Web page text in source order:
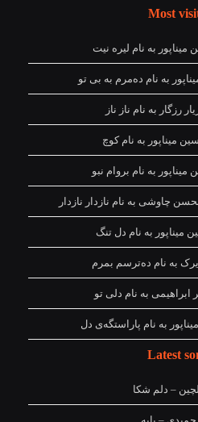
Most
میناپور به نام لیره نیت
به نام دەمرم بە بی تو
رزگار به نام ناز ناز
میناپور به نام کوچ
به نام بروام نبو
چاوشی به نام نازدار نازدار
میناپور به نام دل تنگ
به نام دەترسم بمرم
ابراهیمی به نام دلی تو
به نام پاراستگەی دل
Latest
– دلم شکا